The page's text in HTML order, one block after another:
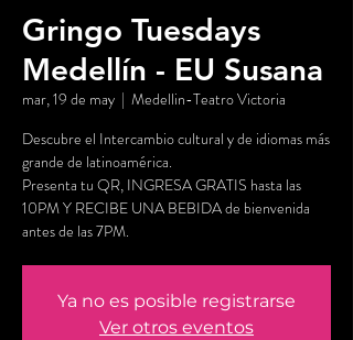
Gringo Tuesdays
Medellín - EU Susana
mar, 19 de may
  |
Medellin-Teatro Victoria
Descubre el Intercambio cultural y de idiomas más
grande de latinoamérica.
Presenta tu QR, INGRESA GRATIS hasta las
10PM Y RECIBE UNA BEBIDA de bienvenida
antes de las 7PM.
Ya no es posible registrarse
Ver otros eventos